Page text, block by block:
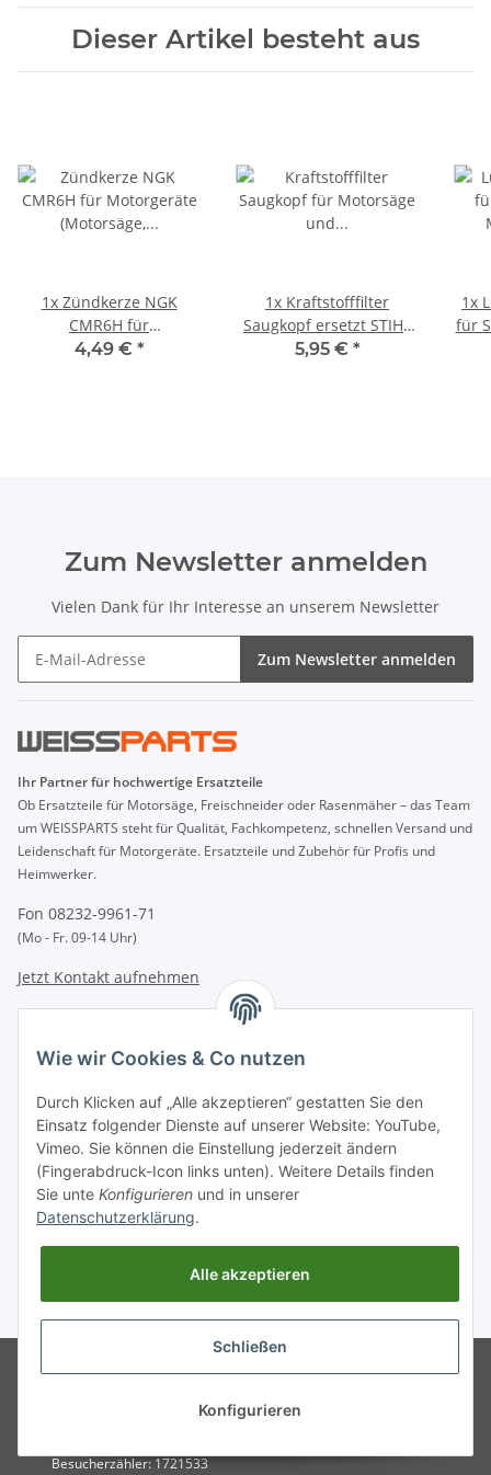
Dieser Artikel besteht aus
1x Zündkerze NGK
CMR6H für
Freischneider und
4,49 € *
1x Kraftstofffilter
Saugkopf ersetzt STIHL
11153503503 1115 350
5,95 € *
1x
für
Zum Newsletter anmelden
Vielen Dank für Ihr Interesse an unserem Newsletter
Zum Newsletter anmelden
Ihr Partner für hochwertige Ersatzteile
Ob Ersatzteile für Motorsäge, Freischneider oder Rasenmäher – das Team
um WEISSPARTS steht für Qualität, Fachkompetenz, schnellen Versand und
Leidenschaft für Motorgeräte. Ersatzteile und Zubehör für Profis und
Heimwerker.
Fon 08232-9961-71
(Mo - Fr. 09-14 Uhr)
Jetzt Kontakt aufnehmen
Zahlungsarten
BAR | ÜBERWEISUNG | PAYPAL
Versandpartner
DHL | GLS | DPD | HERMES | POST
Versand
Zubehör für ✓Motorsäge
Besucherzähler: 1721533
Wie wir Cookies & Co nutzen
Durch Klicken auf „Alle akzeptieren“ gestatten Sie den
Einsatz folgender Dienste auf unserer Website: YouTube,
Vimeo. Sie können die Einstellung jederzeit ändern
(Fingerabdruck-Icon links unten). Weitere Details finden
Sie unte Konfigurieren und in unserer
Datenschutzerklärung.
Alle akzeptieren
Schließen
Konfigurieren